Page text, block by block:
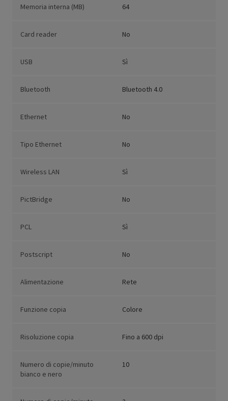
Memoria interna (MB) 64
Card reader No
USB Sì
Bluetooth Bluetooth 4.0
Ethernet No
Tipo Ethernet No
Wireless LAN Sì
PictBridge No
PCL Sì
Postscript No
Alimentazione Rete
Funzione copia Colore
Risoluzione copia Fino a 600 dpi
Numero di copie/minuto
bianco e nero
10